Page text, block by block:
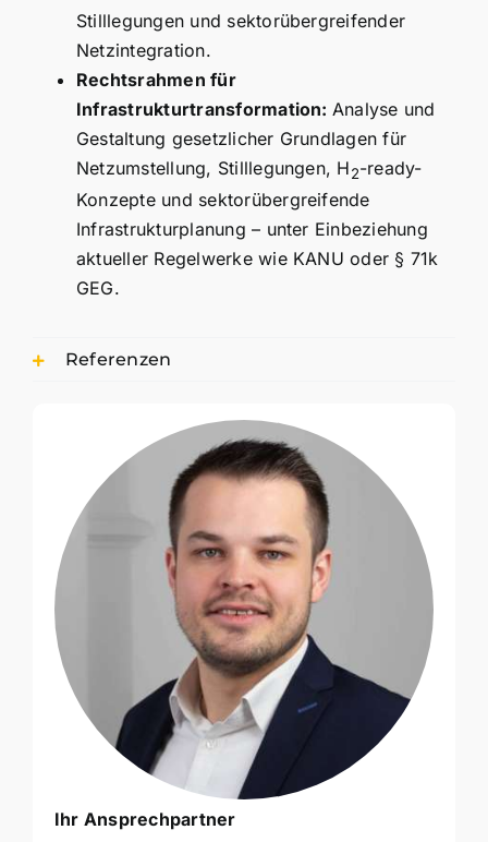
Stilllegungen und sektorübergreifender
Netzintegration.
Rechtsrahmen für
Infrastrukturtransformation: Analyse und
Gestaltung gesetzlicher Grundlagen für
Netzumstellung, Stilllegungen, H2-ready-
Konzepte und sektorübergreifende
Infrastrukturplanung – unter Einbeziehung
aktueller Regelwerke wie KANU oder § 71k
GEG.
Referenzen
Ihr Ansprechpartner